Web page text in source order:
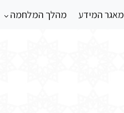
מאגר המידע מהלך המלחמה